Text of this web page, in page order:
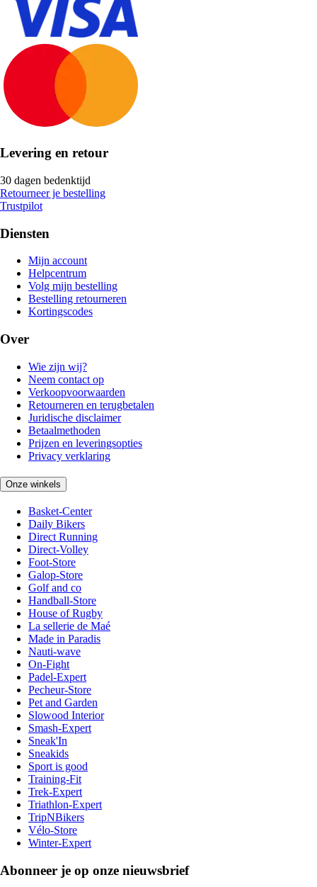
Levering en retour
30 dagen bedenktijd
Retourneer je bestelling
Trustpilot
Diensten
Mijn account
Helpcentrum
Volg mijn bestelling
Bestelling retourneren
Kortingscodes
Over
Wie zijn wij?
Neem contact op
Verkoopvoorwaarden
Retourneren en terugbetalen
Juridische disclaimer
Betaalmethoden
Prijzen en leveringsopties
Privacy verklaring
Onze winkels
Basket-Center
Daily Bikers
Direct Running
Direct-Volley
Foot-Store
Galop-Store
Golf and co
Handball-Store
House of Rugby
La sellerie de Maé
Made in Paradis
Nauti-wave
On-Fight
Padel-Expert
Pecheur-Store
Pet and Garden
Slowood Interior
Smash-Expert
Sneak'In
Sneakids
Sport is good
Training-Fit
Trek-Expert
Triathlon-Expert
TripNBikers
Vélo-Store
Winter-Expert
Abonneer je op onze nieuwsbrief